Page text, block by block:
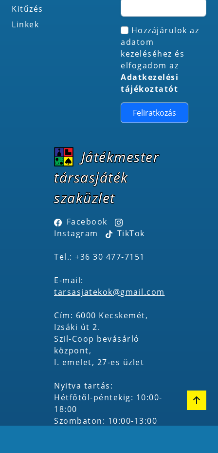
Kitűzés
Linkek
Hozzájárulok az
adatom
kezeléséhez és
elfogadom az
Adatkezelési
tájékoztatót
Feliratkozás
Játékmester
társasjáték
szaküzlet
Facebook
Instagram
TikTok
Tel.: +36 30 477-7151
E-mail:
tarsasjatekok@gmail.com
Cím: 6000 Kecskemét,
Izsáki út 2.
Szil-Coop bevásárló
központ,
I. emelet, 27-es üzlet
Nyitva tartás:
Hétfőtől-péntekig: 10:00-
18:00
Szombaton: 10:00-13:00